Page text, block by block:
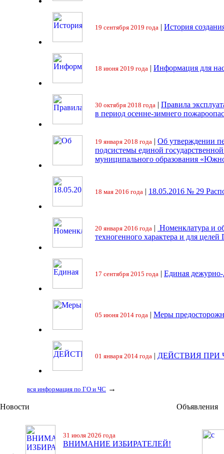
19 сентября 2019 года | История
18 июня 2019 года | Информация для
30 октября 2018 года | Правила
в период осенне-зимнего
19 января 2018 года | Об утверждении
подсистемы единой
муниципального образования
18 мая 2016 года | 18.05.2016 № 29
20 января 2016 года | Номенклатура и
техногенного характера и для целей
17 сентября 2015 года | Единая
05 июня 2014 года | Меры
01 января 2014 года | ДЕЙСТВИЯ ПРИ
вся информация по ГО и ЧС →
Новости
31 июля 2026 года
ВНИМАНИЕ ИЗБИРАТЕЛЕЙ!
Объявления